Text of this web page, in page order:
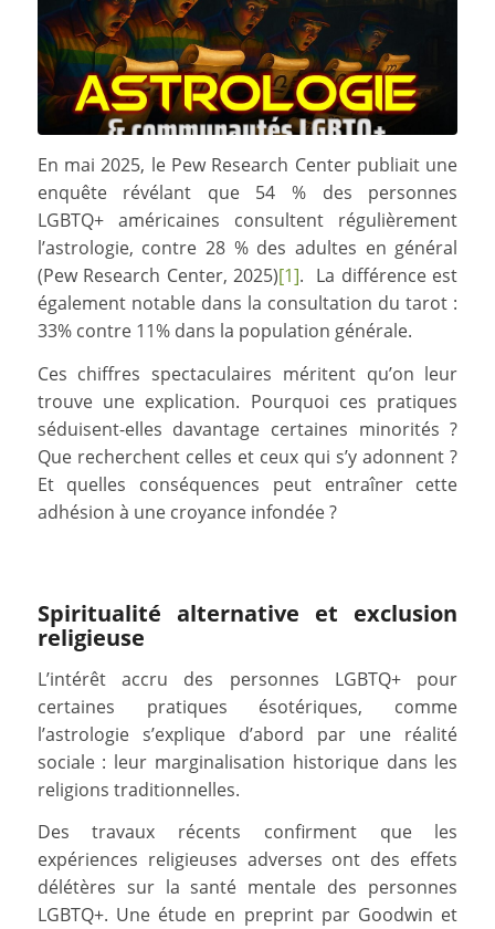
En mai 2025, le Pew Research Center publiait une
enquête révélant que 54 % des personnes
LGBTQ+ américaines consultent régulièrement
l’astrologie, contre 28 % des adultes en général
(Pew Research Center, 2025)[1]. La différence est
également notable dans la consultation du tarot :
33% contre 11% dans la population générale.
Ces chiffres spectaculaires méritent qu’on leur
trouve une explication. Pourquoi ces pratiques
séduisent-elles davantage certaines minorités ?
Que recherchent celles et ceux qui s’y adonnent ?
Et quelles conséquences peut entraîner cette
adhésion à une croyance infondée ?
Spiritualité alternative et exclusion
religieuse
L’intérêt accru des personnes LGBTQ+ pour
certaines pratiques ésotériques, comme
l’astrologie s’explique d’abord par une réalité
sociale : leur marginalisation historique dans les
religions traditionnelles.
Des travaux récents confirment que les
expériences religieuses adverses ont des effets
délétères sur la santé mentale des personnes
LGBTQ+. Une étude en preprint par Goodwin et